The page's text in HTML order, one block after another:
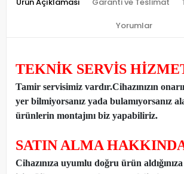
Ürün Açıklaması Garanti ve Teslimat
Yorumlar
TEKNİK SERVİS
Tamir servisimiz vardır.Cihazınızın
yer bilmiyorsanız yada bulamıyorsanız
ürünlerin montajını biz yapabiliriz.
SATIN ALMA
Cihazınıza uyumlu doğru ürün